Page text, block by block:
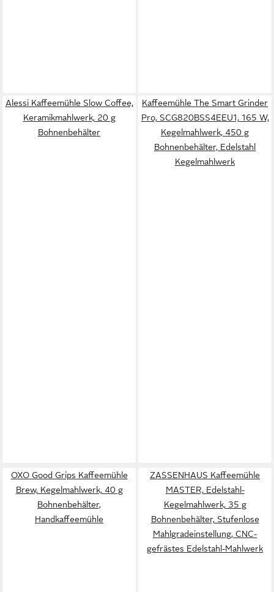
Alessi Kaffeemühle Slow Coffee,
Keramikmahlwerk, 20 g
Bohnenbehälter
Kaffeemühle The Smart Grinder
Pro, SCG820BSS4EEU1, 165 W,
Kegelmahlwerk, 450 g
Bohnenbehälter, Edelstahl
Kegelmahlwerk
OXO Good Grips Kaffeemühle
Brew, Kegelmahlwerk, 40 g
Bohnenbehälter,
Handkaffeemühle
ZASSENHAUS Kaffeemühle
MASTER, Edelstahl-
Kegelmahlwerk, 35 g
Bohnenbehälter, Stufenlose
Mahlgradeinstellung, CNC-
gefrästes Edelstahl-Mahlwerk